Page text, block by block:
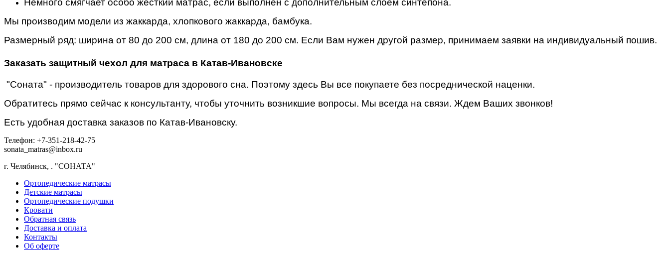
Немного смягчает особо жесткий матрас, если выполнен с дополнительным слоем синтепона.
Мы производим модели из жаккарда, хлопкового жаккарда, бамбука.
Размерный ряд: ширина от 80 до 200 см, длина от 180 до 200 см. Если Вам нужен другой размер, принимаем заявки на индивидуальный пошив.
Заказать защитный чехол для матраса в Катав-Ивановске
"Соната" - производитель товаров для здорового сна. Поэтому здесь Вы все покупаете без посреднической наценки.
Обратитесь прямо сейчас к консультанту, чтобы уточнить возникшие вопросы. Мы всегда на связи. Ждем Ваших звонков!
Есть удобная доставка заказов по Катав-Ивановску.
Телефон: +7-351-218-42-75
sonata_matras@inbox.ru
г. Челябинск, . "СОНАТА"
Ортопедические матрасы
Детские матрасы
Ортопедические подушки
Кровати
Обратная связь
Доставка и оплата
Контакты
Об оферте